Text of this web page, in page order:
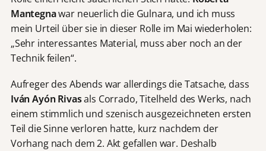
Mantegnawar neuerlich die Gulnara, und ich muss
mein Urteil über sie in dieser Rolle im Mai wiederholen:
„Sehr interessantes Material, muss aber noch an der
Technik feilen“.
Aufreger des Abends war allerdings die Tatsache, dass
Iván Ayón Rivasals Corrado, Titelheld des Werks, nach
einem stimmlich und szenisch ausgezeichneten ersten
Teil die Sinne verloren hatte, kurz nachdem der
Vorhang nach dem 2. Akt gefallen war. Deshalb